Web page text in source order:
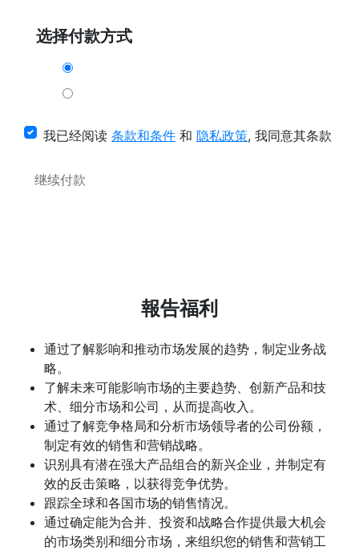
选择付款方式
我已经阅读 条款和条件 和 隐私政策, 我同意其条款
继续付款
報告福利
通过了解影响和推动市场发展的趋势，制定业务战
略。
了解未来可能影响市场的主要趋势、创新产品和技
术、细分市场和公司，从而提高收入。
通过了解竞争格局和分析市场领导者的公司份额，
制定有效的销售和营销战略。
识别具有潜在强大产品组合的新兴企业，并制定有
效的反击策略，以获得竞争优势。
跟踪全球和各国市场的销售情况。
通过确定能为合并、投资和战略合作提供最大机会
的市场类别和细分市场，来组织您的销售和营销工